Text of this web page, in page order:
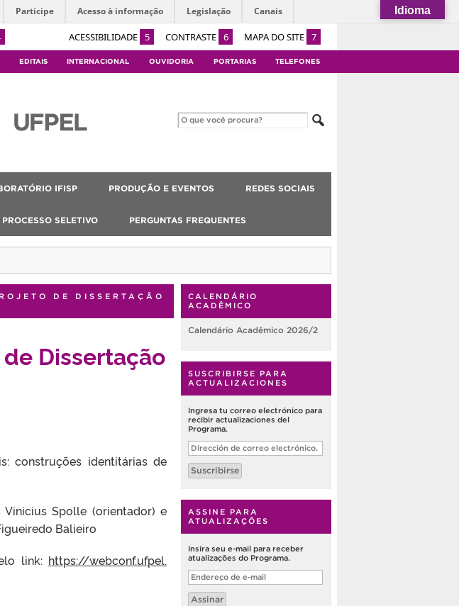
ACESSIBILIDADE 5 CONTRASTE 6 MAPA DO SITE 7
Participe Acesso à informação Legislação Canais
EDITAIS INTERNACIONAL OUVIDORIA PORTARIAS TELEFONES
IFISP PRODUÇÃO E EVENTOS REDES SOCIAIS
PROCESSO SELETIVO PERGUNTAS FREQUENTES
DE DISSERTAÇÃO
Dissertação
construções identitárias de
Spolle (orientador) e
Balieiro
link: https://webconf.ufpel.
CALENDÁRIO
ACADÊMICO
Calendário Acadêmico 2026/2
SUSCRIBIRSE PARA
ACTUALIZACIONES
Ingresa tu correo electrónico para
recibir actualizaciones del
Programa.
Dirección
de
correo
electrónico.
Suscribirse
ASSINE PARA
ATUALIZAÇÕES
Insira seu e-mail para receber
atualizações do Programa.
Endereço
de
e-
mail
Assinar
Idioma